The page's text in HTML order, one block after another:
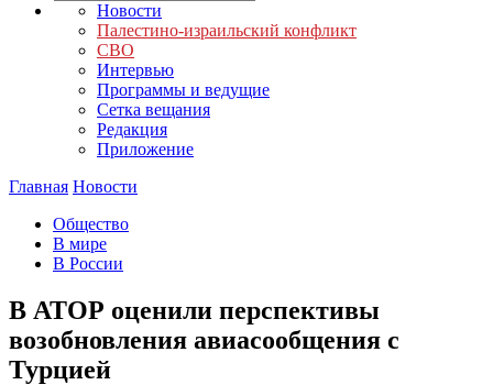
Новости
Палестино-израильский конфликт
СВО
Интервью
Программы и ведущие
Сетка вещания
Редакция
Приложение
Главная Новости
Общество
В мире
В России
В АТОР оценили перспективы
возобновления авиасообщения с
Турцией